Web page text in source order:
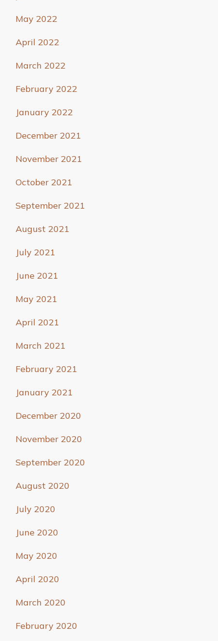
May 2022
April 2022
March 2022
February 2022
January 2022
December 2021
November 2021
October 2021
September 2021
August 2021
July 2021
June 2021
May 2021
April 2021
March 2021
February 2021
January 2021
December 2020
November 2020
September 2020
August 2020
July 2020
June 2020
May 2020
April 2020
March 2020
February 2020